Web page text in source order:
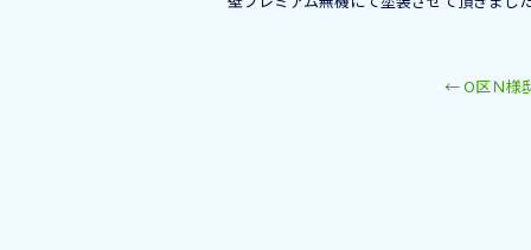
←O区Ｎ様